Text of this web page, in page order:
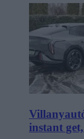
instant